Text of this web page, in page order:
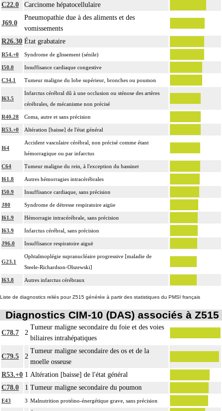
C22.0
Carcinome hépatocellulaire
J69.0
Pneumopathie due à des aliments et des
vomissements
R26.30 État grabataire
R54.+0 Syndrome de glissement (sénile)
I50.0 Insuffisance cardiaque congestive
C34.1 Tumeur maligne du lobe supérieur, bronches ou poumon
I63.5
Infarctus cérébral dû à une occlusion ou sténose des artères
cérébrales, de mécanisme non précisé
R40.28 Coma, autre et sans précision
R53.+0 Altération [baisse] de l'état général
I64
Accident vasculaire cérébral, non précisé comme étant
hémorragique ou par infarctus
C64 Tumeur maligne du rein, à l'exception du bassinet
I61.8 Autres hémorragies intracérébrales
I50.9 Insuffisance cardiaque, sans précision
J80 Syndrome de détresse respiratoire aigüe
I61.9 Hémorragie intracérébrale, sans précision
I63.9 Infarctus cérébral, sans précision
J96.0 Insuffisance respiratoire aiguë
G23.1
Ophtalmoplégie supranucléaire progressive [maladie de
Steele-Richardson-Olszewski]
I63.8 Autres infarctus cérébraux
Liste de diagnostics reliés pour Z515 générée à partir des statistiques du PMSI français
Diagnostics CIM-10 (DAS) associés à Z515
C78.7 2
Tumeur maligne secondaire du foie et des voies
biliaires intrahépatiques
C79.5 2
Tumeur maligne secondaire des os et de la
moelle osseuse
R53.+0 1 Altération [baisse] de l'état général
C78.0
1 Tumeur maligne secondaire du poumon
E43 3 Malnutrition protéino-énergétique grave, sans précision